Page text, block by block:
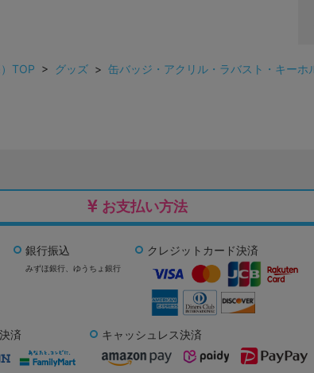
TOP > グッズ > 缶バッジ・アクリル・ラバスト・キーホ
お支払い方法
銀行振込
みずほ銀行、 ゆうちょ銀行
クレジットカード決済
済 キャッシュレス決済